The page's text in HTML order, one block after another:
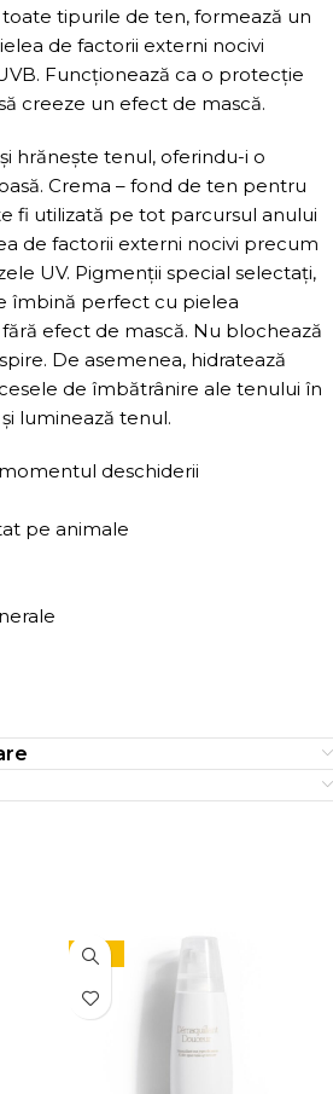
tipurile de ten, formează un
de factorii externi nocivi
Funcționează ca o protecție
creeze un efect de mască.
hrănește tenul, oferindu-i o
Crema – fond de ten pentru
fi utilizată pe tot parcursul anului
de factorii externi nocivi precum
UV. Pigmenții special selectați,
îmbină perfect cu pielea
efect de mască. Nu blochează
De asemenea, hidratează
de îmbătrânire ale tenului în
luminează tenul.
deschiderii
pe animale
-10%